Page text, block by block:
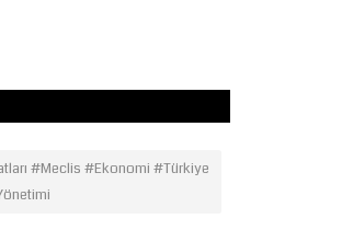
#Meclis #Ekonomi #Türkiye